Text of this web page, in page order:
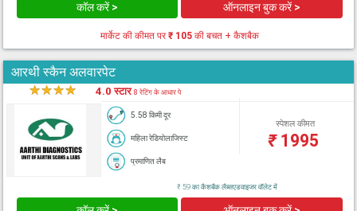
कॉल करें > ऑनलाइन बुक करें >
मार्केट की कीमत पर₹ 105की बचत + कैशबैक
आरथी स्कैन अलवारपेट
★★★★ 4.0 स्टार8 रेटिंग के आधार पे
5.58 किमी दूर
महिला रेडियोलाजिस्ट
प्रमाणित लैब
स्पेशल कीमत
₹1995
₹ 59 का कैशबैक लैब्सएडवाइजर वॉलेट में